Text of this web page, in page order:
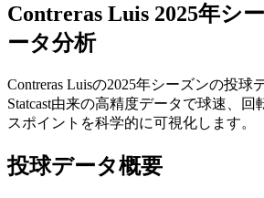
Contreras Luis 2025年シ
ータ分析
Contreras Luisの2025年シーズンの投球
Statcast由来の高精度データで球速、
スポイントを科学的に可視化します。
投球データ概要